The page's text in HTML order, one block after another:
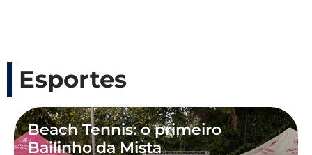
Esportes
Beach Tennis: o primeiro
Bailinho da Mista